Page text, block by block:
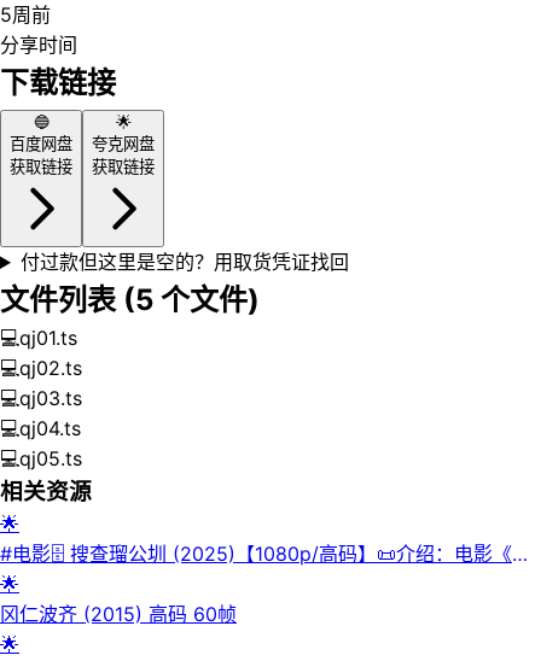
5周前
分享时间
下载链接
🔵
百度网盘
获取链接
🌟
夸克网盘
获取链接
付过款但这里是空的？用取货凭证找回
文件列表 (5 个文件)
💻qj01.ts
💻qj02.ts
💻qj03.ts
💻qj04.ts
💻qj05.ts
相关资源
🌟
#电影🗄 搜查瑠公圳 (2025)【1080p/高码】📜介绍：电影《搜
查瑠公圳》改编自1961年台湾真实分尸大案。刑警赵子午与记
者张秀秀联手查案，却发现赵子午的父亲、抗日名将赵志升被诬
陷为嫌犯。在刑侦落后、舆论失控的年代，二人冲破重重迷雾，
🌟
冈仁波齐 (2015) 高码 60帧
🌟